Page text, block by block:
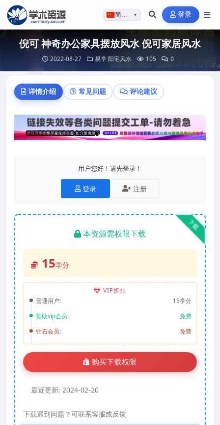
简体…▼ 登录
倪可 神奇办公家具摆放风水 倪可家居风水
2022-08-27 易学阳宅风水 105 0
详情介绍 常见问题 评论建议
用户您好！请先登录！
登录 注册
下载
本资源需权限下载
15学分
VIP折扣
普通用户:
15学分
赞助vip会员:
免费
钻石会员:
免费
购买下载权限
最近更新: 2024-02-20
下载遇到问题？可联系客服或反馈